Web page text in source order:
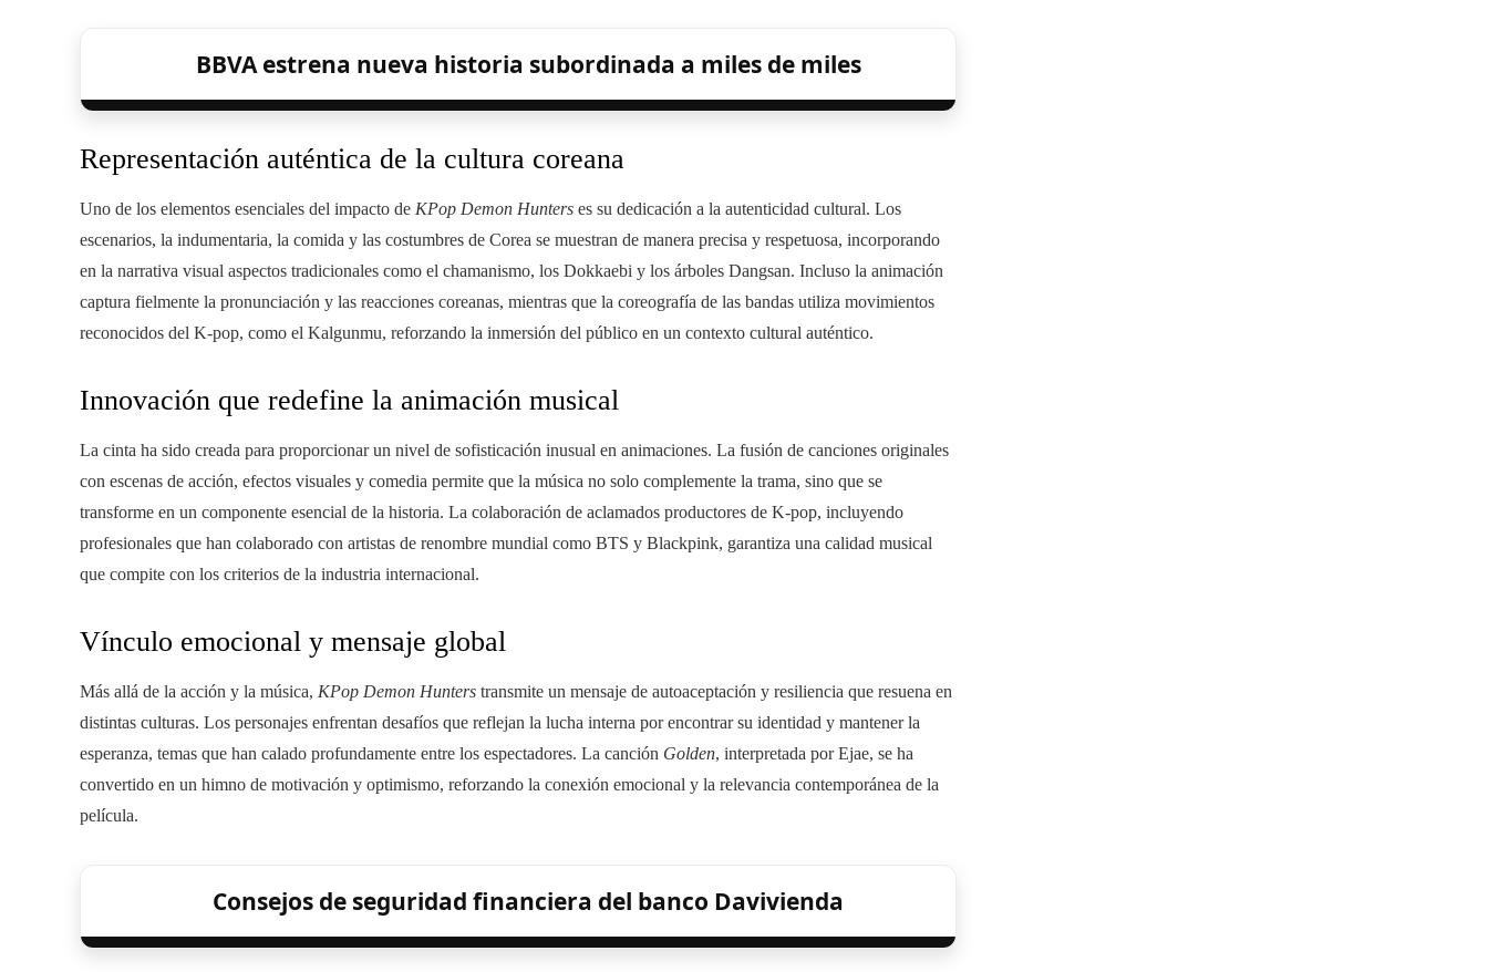
BBVA estrena nueva historia subordinada a miles de miles
Representación auténtica de la cultura coreana
Uno de los elementos esenciales del impacto de KPop Demon Hunters es su dedicación a la autenticidad cultural. Los
escenarios, la indumentaria, la comida y las costumbres de Corea se muestran de manera precisa y respetuosa, incorporando
en la narrativa visual aspectos tradicionales como el chamanismo, los Dokkaebi y los árboles Dangsan. Incluso la animación
captura fielmente la pronunciación y las reacciones coreanas, mientras que la coreografía de las bandas utiliza movimientos
reconocidos del K-pop, como el Kalgunmu, reforzando la inmersión del público en un contexto cultural auténtico.
Innovación que redefine la animación musical
La cinta ha sido creada para proporcionar un nivel de sofisticación inusual en animaciones. La fusión de canciones originales
con escenas de acción, efectos visuales y comedia permite que la música no solo complemente la trama, sino que se
transforme en un componente esencial de la historia. La colaboración de aclamados productores de K-pop, incluyendo
profesionales que han colaborado con artistas de renombre mundial como BTS y Blackpink, garantiza una calidad musical
que compite con los criterios de la industria internacional.
Vínculo emocional y mensaje global
Más allá de la acción y la música, KPop Demon Hunters transmite un mensaje de autoaceptación y resiliencia que resuena en
distintas culturas. Los personajes enfrentan desafíos que reflejan la lucha interna por encontrar su identidad y mantener la
esperanza, temas que han calado profundamente entre los espectadores. La canción Golden, interpretada por Ejae, se ha
convertido en un himno de motivación y optimismo, reforzando la conexión emocional y la relevancia contemporánea de la
película.
Consejos de seguridad financiera del banco Davivienda